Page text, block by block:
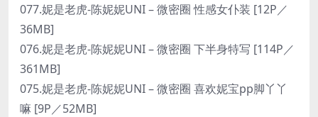
077.妮是老虎-陈妮妮UNI – 微密圈 性感女仆装 [12P／
36MB]
076.妮是老虎-陈妮妮UNI – 微密圈 下半身特写 [114P／
361MB]
075.妮是老虎-陈妮妮UNI – 微密圈 喜欢妮宝pp脚丫丫
嘛 [9P／52MB]